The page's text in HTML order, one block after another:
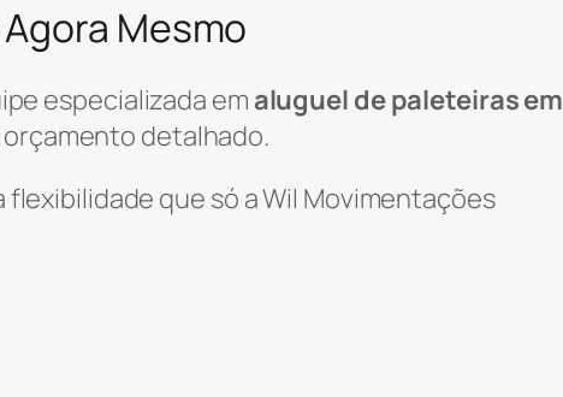
Mesmo
especializada em aluguel de paleteiras em
detalhado.
flexibilidade que só a Wil Movimentações